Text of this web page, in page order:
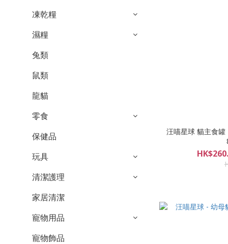
凍乾糧
濕糧
兔類
鼠類
龍貓
零食
保健品
玩具
清潔護理
家居清潔
寵物用品
寵物飾品
汪喵星球 貓主食